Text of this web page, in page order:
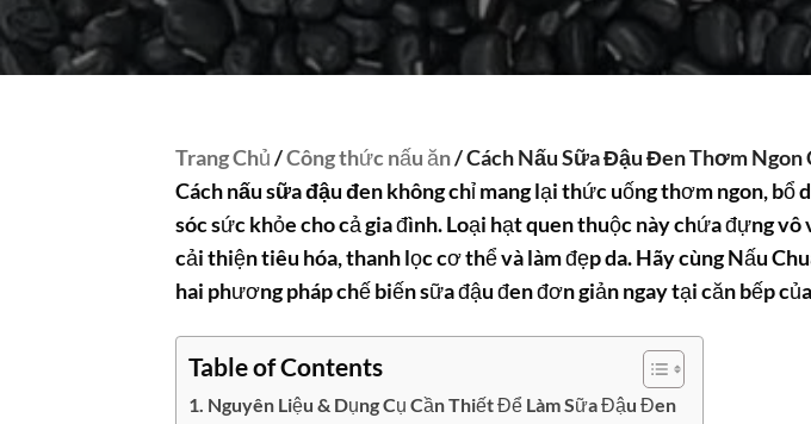
Trang Chủ/Công thức nấu ăn/ Cách Nấu Sữa Đậu Đen Thơm
Cách nấu sữa đậu đenkhông chỉ mang lại thức uống thơm ngon, bổ
sóc sức khỏe cho cả gia đình. Loại hạt quen thuộc này chứa đựng
cải thiện tiêu hóa, thanh lọc cơ thể và làm đẹp da. Hãy cùng Nấu
hai phương pháp chế biến sữa đậu đen đơn giản ngay tại căn bếp
Table of Contents
Nguyên Liệu & Dụng Cụ Cần Thiết Để Làm Sữa Đậu Đen